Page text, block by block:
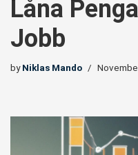
Låna
Jobb
byNiklas Mando